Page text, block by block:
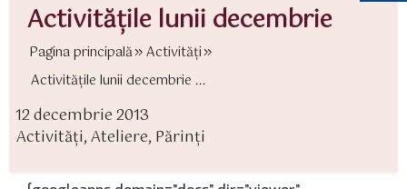
Activităţile lunii decembrie
Pagina principală
Activităţi
Activităţile lunii decembrie ...
12 decembrie 2013
Activităţi,Ateliere, Părinţi